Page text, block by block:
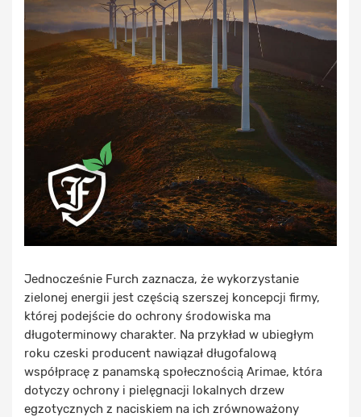
Jednocześnie Furch zaznacza, że wykorzystanie
zielonej energii jest częścią szerszej koncepcji firmy,
której podejście do ochrony środowiska ma
długoterminowy charakter. Na przykład w ubiegłym
roku czeski producent nawiązał długofalową
współpracę z panamską społecznością Arimae, która
dotyczy ochrony i pielęgnacji lokalnych drzew
egzotycznych z naciskiem na ich zrównoważony